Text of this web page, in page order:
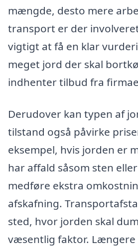
mængde, desto mere
transport er der
vigtigt at få en klar
meget jord der skal
indhenter tilbud fra
Derudover kan typen af
tilstand også påvirke
eksempel, hvis jorden er
har affald såsom sten
medføre ekstra
afskafning.
sted, hvor jorden skal
væsentlig faktor. Længere